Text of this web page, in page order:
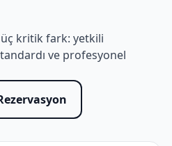
kritik fark: yetkili
ve profesyonel